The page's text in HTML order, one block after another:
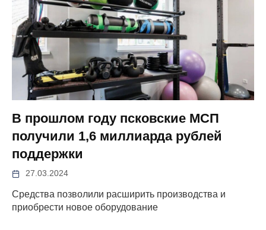
В прошлом году псковские МСП
получили 1,6 миллиарда рублей
поддержки
27.03.2024
Средства позволили расширить производства и
приобрести новое оборудование